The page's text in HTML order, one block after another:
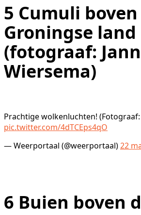
5 Cumuli
Groningse land
(fotograaf:
Wiersema)
Prachtige wolkenluchten! (Fotograaf:
pic.twitter.com/4dTCEps4qO
— Weerportaal (@weerportaal)22
6 Buien boven